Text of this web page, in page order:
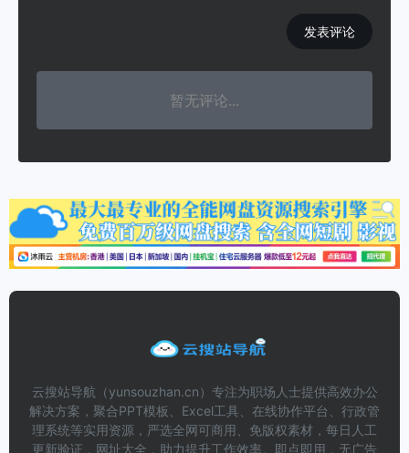
发表评论
暂无评论...
云搜站导航（yunsouzhan.cn）专注为职场人士提供高效办公
解决方案，聚合PPT模板、Excel工具、在线协作平台、行政管
理系统等实用资源，严选全网可商用、免版权素材，每日人工
更新验证，网址大全，助力提升工作效率。即点即用，无广告